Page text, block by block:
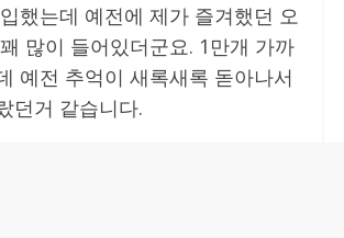
했는데 예전에 제가 즐겨했던 오
많이 들어있더군요. 1만개 가까
예전 추억이 새록새록 돋아나서
던거 같습니다.